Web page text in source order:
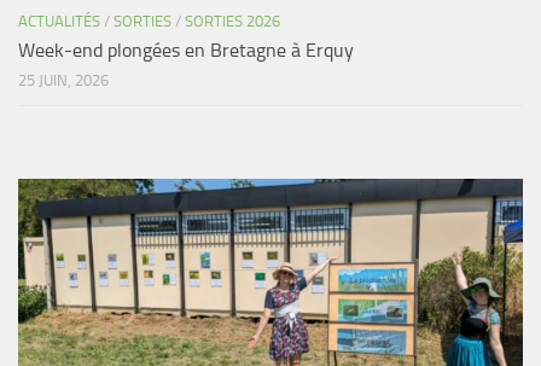
ACTUALITÉS / SORTIES / SORTIES 2026
Week-end plongées en Bretagne à Erquy
25 JUIN, 2026